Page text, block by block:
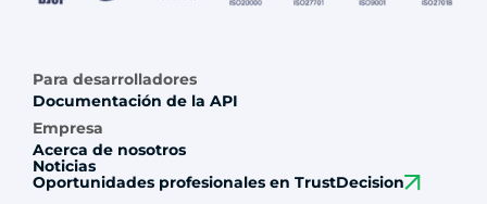
Para desarrolladores
Documentación de la API
Empresa
Acerca de nosotros
Noticias
Oportunidades profesionales en TrustDecision